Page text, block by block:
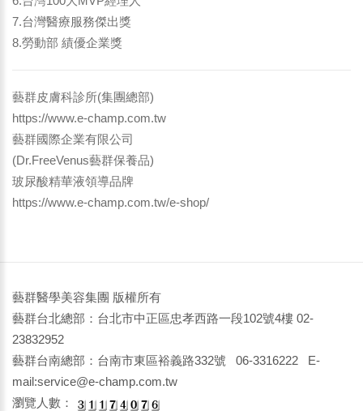
7.台灣醫療服務傑出獎
8.勞動部 績優企業獎
藝群皮膚科診所(集團總部)
https://www.e-champ.com.tw
藝群國際企業有限公司
(Dr.FreeVenus藝群保養品)
玻尿酸精華液領導品牌
https://www.e-champ.com.tw/e-shop/
藝群醫學美容集團 版權所有
藝群台北總部：台北市中正區忠孝西路一段102號4樓 02-
23832952
藝群台南總部：台南市東區裕義路332號 06-3316222 E-
mail:service@e-champ.com.tw
瀏覽人數：